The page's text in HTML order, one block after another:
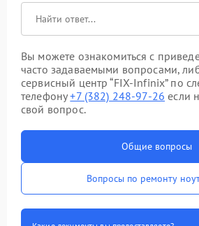
Вы можете ознакомиться с
часто задаваемыми вопросами,
сервисный центр “FIX-Infinix” по
телефону+7 (382) 248-97-26 если
свой вопрос.
Общие вопросы
Вопросы по ремонту